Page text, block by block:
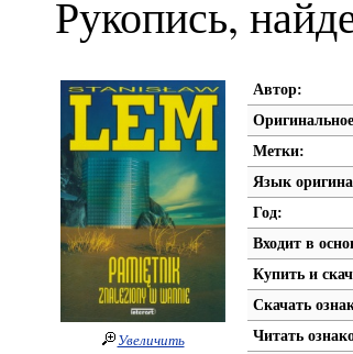
Рукопись,
Увеличить
Автор:
Метки:
Язык
Год:
Входит в
Купить и
Скачать
Читать